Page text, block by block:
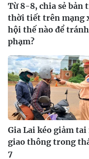
Từ 8-8, chia sẻ bản
thời tiết trên mạng
hội thế nào để
phạm?
Gia Lai kéo giảm tai
giao thông trong
7